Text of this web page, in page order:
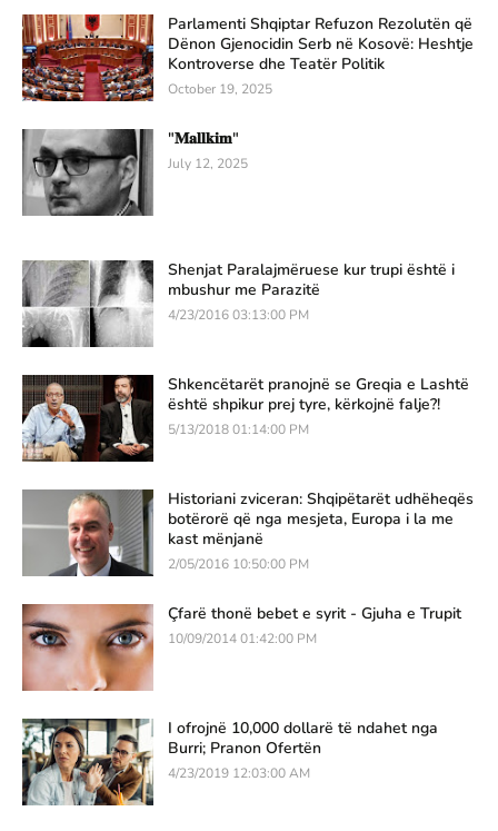
Parlamenti Shqiptar Refuzon Rezolutën që
Dënon Gjenocidin Serb në Kosovë: Heshtje
Kontroverse dhe Teatër Politik
October 19, 2025
"𝐌𝐚𝐥𝐥𝐤𝐢𝐦"
July 12, 2025
Shenjat Paralajmëruese kur trupi është i
mbushur me Parazitë
4/23/2016 03:13:00 PM
Shkencëtarët pranojnë se Greqia e Lashtë
është shpikur prej tyre, kërkojnë falje?!
5/13/2018 01:14:00 PM
Historiani zviceran: Shqipëtarët udhëheqës
botërorë që nga mesjeta, Europa i la me
kast mënjanë
2/05/2016 10:50:00 PM
Çfarë thonë bebet e syrit - Gjuha e Trupit
10/09/2014 01:42:00 PM
I ofrojnë 10,000 dollarë të ndahet nga
Burri; Pranon Ofertën
4/23/2019 12:03:00 AM